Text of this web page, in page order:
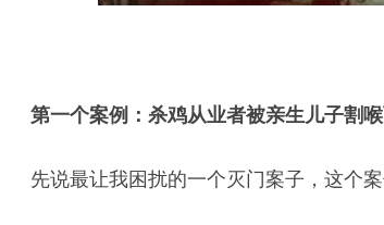
第一个案例：杀鸡从业者被亲生儿子割
先说最让我困扰的一个灭门案子，这个